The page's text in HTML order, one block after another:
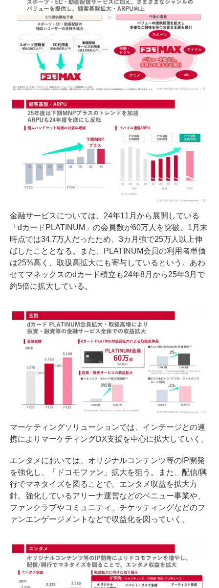
金融サービスについては、24年11月から展開している
「dカードPLATINUM」の会員数が60万人を突破。1月末
時点では34.7万人だったため、3カ月強で25万人以上伸
ばしたこととなる。また、PLATINUM会員の利用者単価
は25%高く、取扱高拡大にも寄与しているという。あわ
せてマネックスのdカード積立も24年8月から25年3月で
約5倍に拡大している。
マーケティングソリューションでは、インテージとの連
携によりマーケティングDX支援を中心に拡大していく。
エンタメにおいては、オリジナルコンテンツ等のIP開発
を強化し、「ドコモファン」拡大を狙う。また、配信/興
行でマネタイズを図ることで、エンタメ収益を拡大方
針。強化しているアリーナ運営などのベニュー事業や、
ファンクラブやコミュニティ、チケッティングなどのフ
ァンエンゲージメントなどで収益化を図っていく。